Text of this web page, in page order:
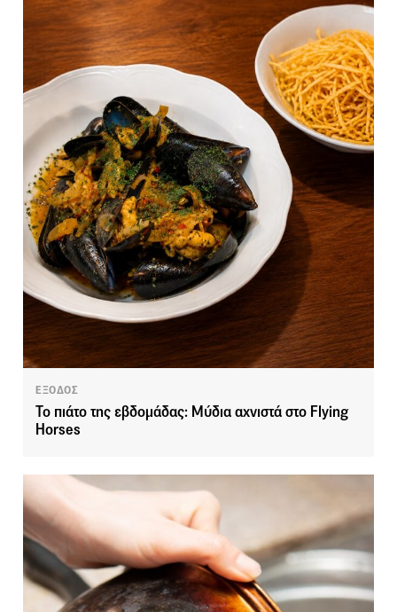
ΕΞΟΔΟΣ
Το πιάτο της εβδομάδας: Mύδια αχνιστά στο Flying
Horses